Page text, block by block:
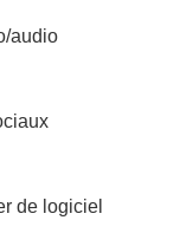
audio
de logiciel